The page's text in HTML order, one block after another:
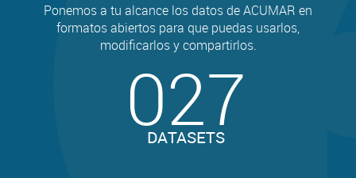
Ponemos a tu alcance los datos de ACUMAR en
formatos abiertos para que puedas usarlos,
modificarlos y compartirlos.
027
DATASETS